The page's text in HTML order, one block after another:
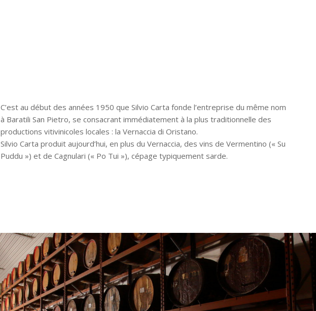
C’est au début des années 1950 que Silvio Carta fonde l’entreprise du même nom
à Baratili San Pietro, se consacrant immédiatement à la plus traditionnelle des
productions vitivinicoles locales : la Vernaccia di Oristano.
Silvio Carta produit aujourd’hui, en plus du Vernaccia, des vins de Vermentino (« Su
Puddu ») et de Cagnulari (« Po Tui »), cépage typiquement sarde.